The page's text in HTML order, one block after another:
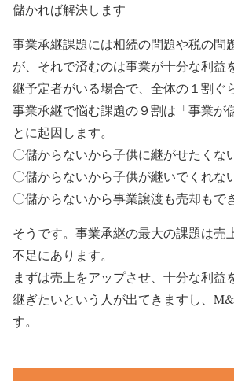
儲かれば解決します
事業承継課題には相続の問題や税の問
が、それで済むのは事業が十分な利益
継予定者がいる場合で、全体の１割ぐ
事業承継で悩む課題の９割は「事業が
とに起因します。
〇儲からないから子供に継がせたくない
〇儲からないから子供が継いでくれない
〇儲からないから事業譲渡も売却もで
そうです。事業承継の最大の課題は売
不足にあります。
まずは売上をアップさせ、十分な利益
継ぎたいという人が出てきますし、
す。